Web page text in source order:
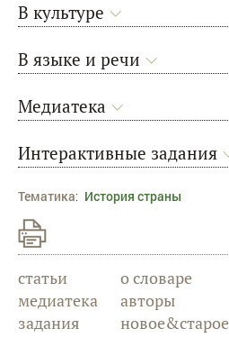
В культуре
В языке и речи
Медиатека
Интерактивные задания
Тематика: История страны
статьи
медиатека
задания
о словаре
авторы
новое&старое